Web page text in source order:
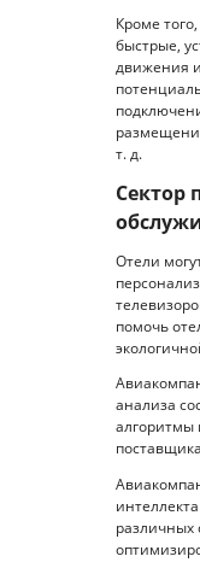
Кроме
быстрые,
движения
т. д.
Сектор
Отели
помочь
анализа
алгоритмы
различных